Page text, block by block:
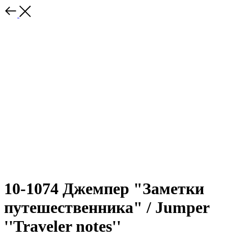
10-1074 Джемпер "Заметки
путешественника" / Jumper
''Traveler notes''